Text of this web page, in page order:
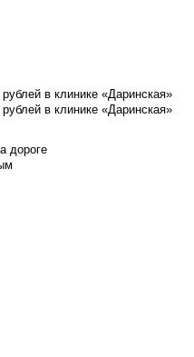
в клинике «Даринская»
в клинике «Даринская»
дороге